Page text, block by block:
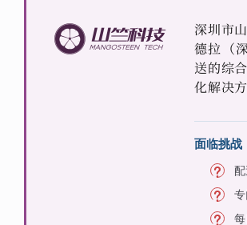
深圳市
德拉（
送的综
化解决方
面临挑战